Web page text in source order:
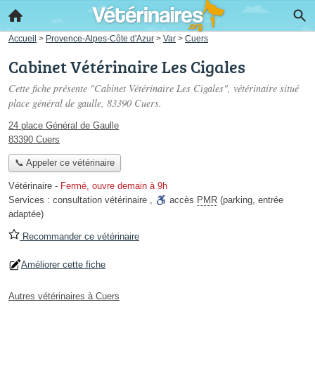
Accueil > Provence-Alpes-Côte d'Azur > Var > Cuers
Cabinet Vétérinaire Les Cigales
Cette fiche présente "Cabinet Vétérinaire Les Cigales", vétérinaire situé
place général de gaulle, 83390 Cuers.
24 place Général de Gaulle
83390 Cuers
📞 Appeler ce vétérinaire
Vétérinaire - Fermé, ouvre demain à 9h
Services : consultation vétérinaire , accès PMR (parking, entrée
adaptée)
Recommander ce vétérinaire
Améliorer cette fiche
Autres vétérinaires à Cuers